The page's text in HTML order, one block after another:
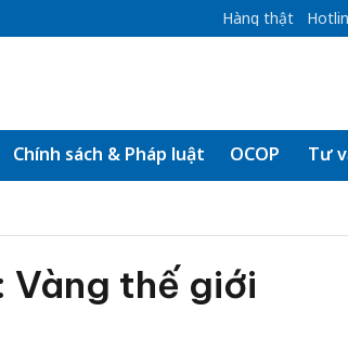
Hàng thật
Chính sách & Pháp luật OCOP Tư
Vàng thế giới